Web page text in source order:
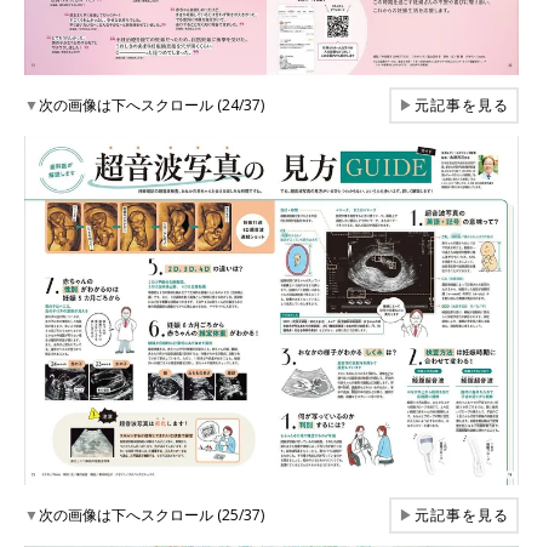
▼次の画像は下へスクロール (24/37) ▶元記事を見る
▼次の画像は下へスクロール (25/37) ▶元記事を見る